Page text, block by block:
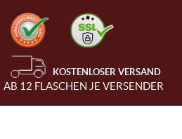
KOSTENLOSER VERSAND
AB 12 FLASCHEN JE VERSENDER